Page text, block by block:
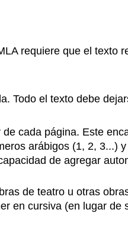
requiere que el texto
Todo el texto debe
cada página. Este
arábigos (1, 2, 3...)
de agregar
de teatro u otras
en cursiva (en lugar de